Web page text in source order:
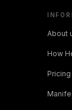
About
How
Pricing